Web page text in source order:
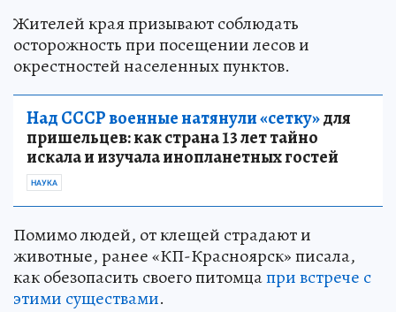
Жителей края призывают соблюдать
осторожность при посещении лесов и
окрестностей населенных пунктов.
Над СССР военные натянули «сетку»для
пришельцев: как страна 13 лет тайно
искала и изучала инопланетных гостей
НАУКА
Помимо людей, от клещей страдают и
животные, ранее «КП-Красноярск» писала,
как обезопасить своего питомцапри встрече с
этими существами.